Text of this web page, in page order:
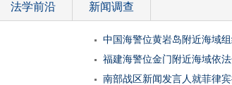
法学前沿 新闻调查
中国海警位黄岩岛附近海域
福建海警位金门附近海域依
南部战区新闻发言人就菲律